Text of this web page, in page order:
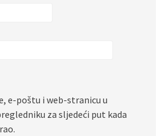
e-poštu i web-stranicu u
za sljedeći put kada